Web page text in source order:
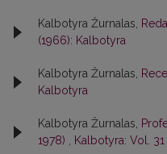
Kalbotyra Žurnalas,
(1966): Kalbotyra
Kalbotyra Žurnalas,
Kalbotyra
Kalbotyra Žurnalas,
1978)
Kalbotyra: Vol.